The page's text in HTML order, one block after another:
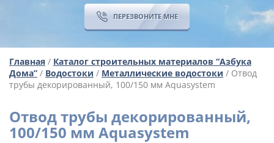
ПЕРЕЗВОНИТЕ МНЕ
Главная / Каталог строительных материалов “Азбука
Дома” / Водостоки / Металлические водостоки / Отвод
трубы декорированный, 100/150 мм Aquasystem
Отвод трубы декорированный,
100/150 мм Aquasystem